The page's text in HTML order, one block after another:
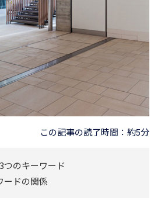
この記事の読了時間：約5分
つのキーワード
ードの関係